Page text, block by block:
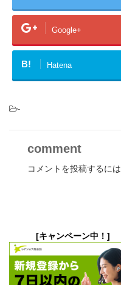
Google+
B! Hatena
-
comment
コメントを投稿するには
[キャンペーン中！]